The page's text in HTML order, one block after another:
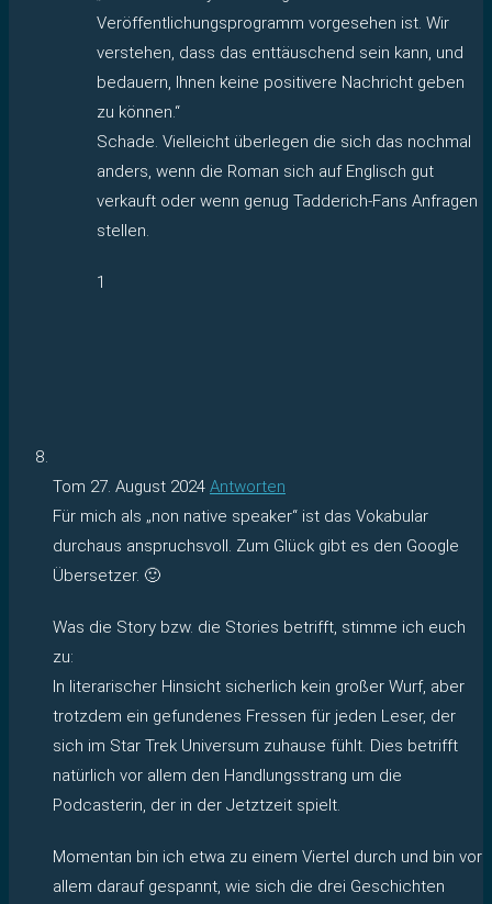
Veröffentlichungsprogramm vorgesehen ist. Wir
verstehen, dass das enttäuschend sein kann, und
bedauern, Ihnen keine positivere Nachricht geben
zu können.“
Schade. Vielleicht überlegen die sich das nochmal
anders, wenn die Roman sich auf Englisch gut
verkauft oder wenn genug Tadderich-Fans Anfragen
stellen.
1
Tom 27. August 2024 Antworten
Für mich als „non native speaker“ ist das Vokabular
durchaus anspruchsvoll. Zum Glück gibt es den Google
Übersetzer. 🙂
Was die Story bzw. die Stories betrifft, stimme ich euch
zu:
In literarischer Hinsicht sicherlich kein großer Wurf, aber
trotzdem ein gefundenes Fressen für jeden Leser, der
sich im Star Trek Universum zuhause fühlt. Dies betrifft
natürlich vor allem den Handlungsstrang um die
Podcasterin, der in der Jetztzeit spielt.
Momentan bin ich etwa zu einem Viertel durch und bin vor
allem darauf gespannt, wie sich die drei Geschichten